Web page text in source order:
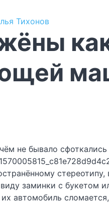
Тихонов
заминки с букетом
автомобиль